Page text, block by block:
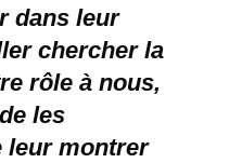
dans leur
chercher la
rôle à nous,
les
leur montrer